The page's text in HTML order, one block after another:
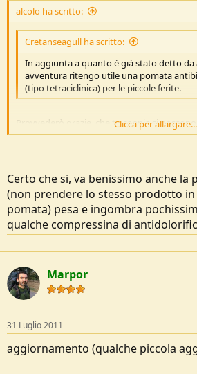
alcolo ha scritto:
Cretanseagull ha scritto:
In aggiunta a quanto è già stato detto
avventura ritengo utile una pomata
(tipo tetraciclinica) per le piccole ferite.
Provvederò grazie, che tu sappia si
medica ?
Clicca per allargare...
Certo che si, va benissimo anche la
(non prendere lo stesso prodotto in
pomata) pesa e ingombra
qualche compressina di
Marpor
31 Luglio 2011
aggiornamento (qualche piccola